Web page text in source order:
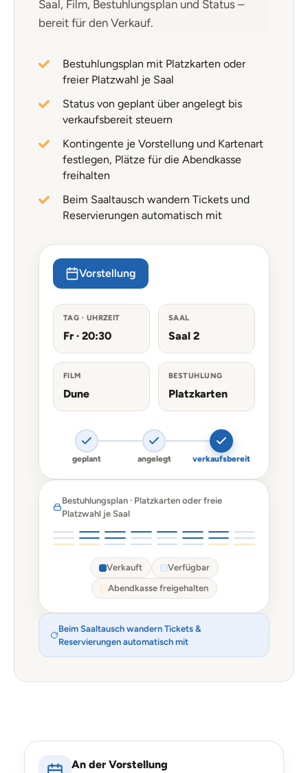
Saal, Film, Bestuhlungsplan und Status –
bereit für den Verkauf.
Bestuhlungsplan mit Platzkarten oder
freier Platzwahl je Saal
Status von geplant über angelegt bis
verkaufsbereit steuern
Kontingente je Vorstellung und Kartenart
festlegen, Plätze für die Abendkasse
freihalten
Beim Saaltausch wandern Tickets und
Reservierungen automatisch mit
Vorstellung
TAG · UHRZEIT
Fr · 20:30
SAAL
Saal 2
FILM
Dune
BESTUHLUNG
Platzkarten
geplant angelegt verkaufsbereit
Bestuhlungsplan · Platzkarten oder freie
Platzwahl je Saal
Verkauft
Verfügbar
Abendkasse freigehalten
Beim Saaltausch wandern Tickets &
Reservierungen automatisch mit
An der Vorstellung